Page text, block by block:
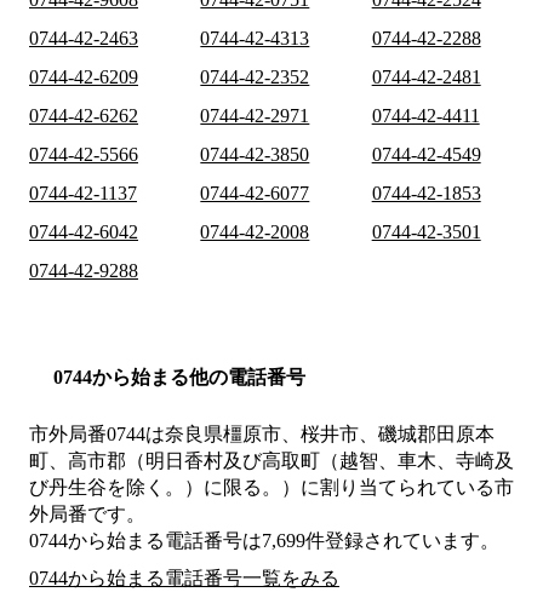
0744-42-2463
0744-42-4313
0744-42-2288
0744-42-6209
0744-42-2352
0744-42-2481
0744-42-6262
0744-42-2971
0744-42-4411
0744-42-5566
0744-42-3850
0744-42-4549
0744-42-1137
0744-42-6077
0744-42-1853
0744-42-6042
0744-42-2008
0744-42-3501
0744-42-9288
0744から始まる他の電話番号
市外局番0744は奈良県橿原市、桜井市、磯城郡田原本
町、高市郡（明日香村及び高取町（越智、車木、寺崎及
び丹生谷を除く。）に限る。） に割り当てられている市
外局番です。
0744から始まる電話番号は7,699件登録されています。
0744から始まる電話番号一覧をみる